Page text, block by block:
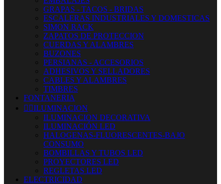
GRAPAS - TACOS - BRIDAS
ESCALERAS INDUSTRIALES Y DOMESTICAS
SIMON RACK
ZAPATOS DE PROTECCION
CUERDAS Y ALAMBRES
BUZONES
PERSIANAS - ACCESORIOS
ADHESIVOS Y SELLADORES
CABLES Y ALAMBRES
TIMBRES
FONTANERIA
 ILUMINACION
ILUMINACION DECORATIVA
ILUMINACIÓN LED
HALOGENAS-FLUORESCENTES-BAJO
CONSUMO
BOMBILLAS Y TUBOS LED
PROYECTORES LED
REGLETAS LED
ELECTRICIDAD